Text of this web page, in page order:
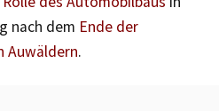
nach dem Ende der
Auwäldern.